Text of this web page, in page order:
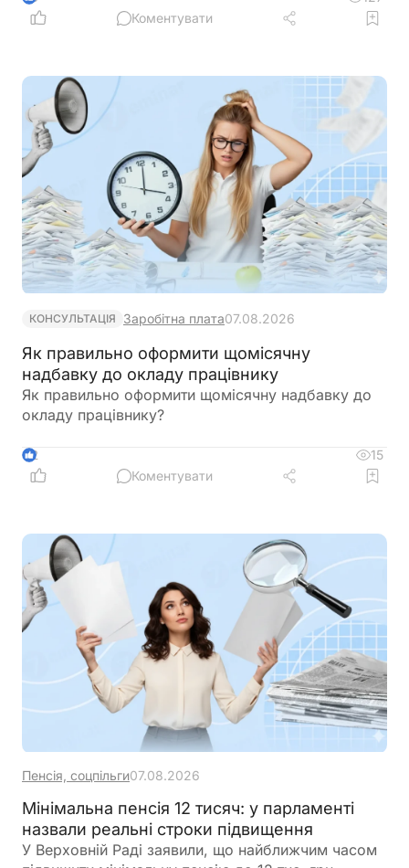
право перевірити його відповідність
підтверджують необхідність медоглядів або
перелік складено неповно, документ можуть
повернути роботодавцю на доопрацювання із
зауваженнями
Коментувати
КОНСУЛЬТАЦІЯ Заробітна плата07.08.2026
Як правильно оформити щомісячну
надбавку до окладу працівнику
Як правильно оформити щомісячну надбавку до
окладу працівнику?
2
15
Коментувати
Пенсія, соцпільги07.08.2026
Мінімальна пенсія 12 тисяч: у парламенті
назвали реальні строки підвищення
У Верховній Раді заявили, що найближчим часом